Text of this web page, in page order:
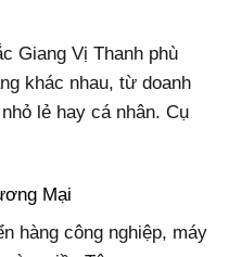
Giang Vị Thanh phù
khác nhau, từ doanh
lẻ hay cá nhân. Cụ
Mại
hàng công nghiệp, máy